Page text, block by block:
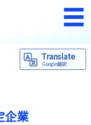
Translate
Google翻訳
企業